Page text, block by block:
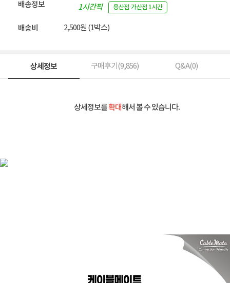
배송정보
1시간픽
용산점·가산점 1시간
배송비 2,500원 (1박스)
상세정보 구매후기(9,856) Q&A(0)
상세정보를확대해서 볼 수 있습니다.